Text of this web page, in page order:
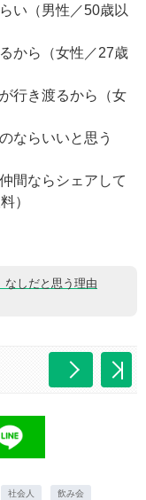
い（男性／50歳以
から（女性／27歳
行き渡るから（女
ならいいと思う
間ならシェアして
）
なしだと思う理由
社会人 飲み会